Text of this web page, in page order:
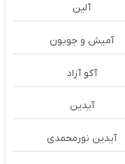
آلین
آمیش و جویون
آکو آزاد
آیدین
آیدین نورمحمدی